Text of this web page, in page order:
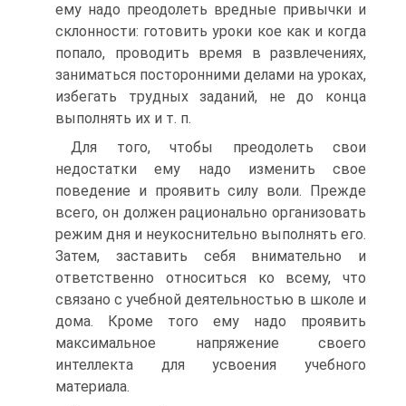
ему надо преодолеть вредные привычки и
склонности: готовить уроки кое как и когда
попало, проводить время в развлечениях,
заниматься посторонними делами на уроках,
избегать трудных заданий, не до конца
выполнять их и т. п.
Для того, чтобы преодолеть свои
недостатки ему надо изменить свое
поведение и проявить силу воли. Прежде
всего, он должен рационально организовать
режим дня и неукоснительно выполнять его.
Затем, заставить себя внимательно и
ответственно относиться ко всему, что
связано с учебной деятельностью в школе и
дома. Кроме того ему надо проявить
максимальное напряжение своего
интеллекта для усвоения учебного
материала.